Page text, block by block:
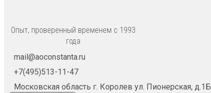
Опыт, проверенный временем с 1993
года
mail@aoconstanta.ru
+7(495)513-11-47
Московская область г. Королев ул. Пионерская, д.1Б